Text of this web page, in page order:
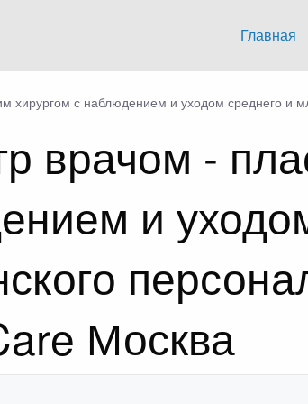
Главная
хирургом с наблюдением и уходом среднего и
врачом -
и
Москва